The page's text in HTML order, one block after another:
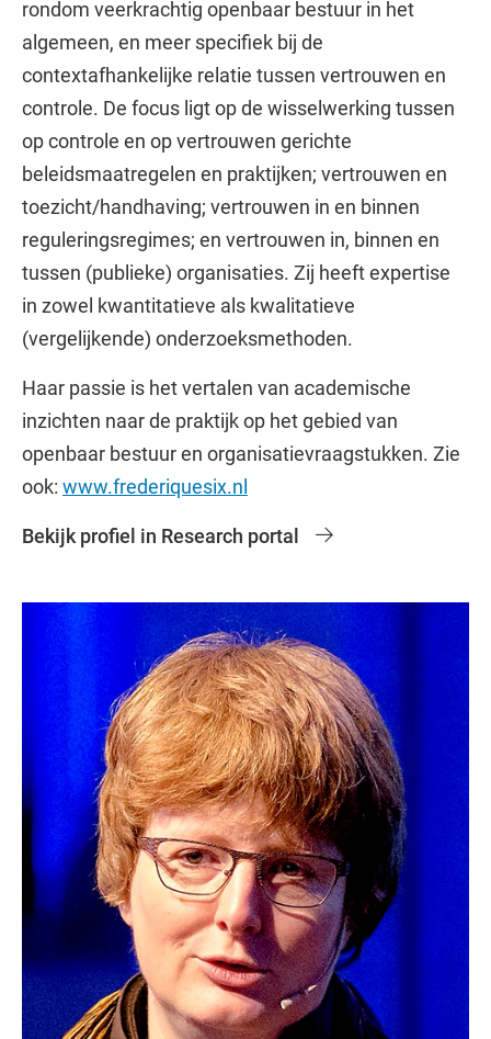
rondom veerkrachtig openbaar bestuur in het
algemeen, en meer specifiek bij de
contextafhankelijke relatie tussen vertrouwen en
controle. De focus ligt op de wisselwerking tussen
op controle en op vertrouwen gerichte
beleidsmaatregelen en praktijken; vertrouwen en
toezicht/handhaving; vertrouwen in en binnen
reguleringsregimes; en vertrouwen in, binnen en
tussen (publieke) organisaties. Zij heeft expertise
in zowel kwantitatieve als kwalitatieve
(vergelijkende) onderzoeksmethoden.
Haar passie is het vertalen van academische
inzichten naar de praktijk op het gebied van
openbaar bestuur en organisatievraagstukken. Zie
ook: www.frederiquesix.nl
Bekijk profiel in Research portal